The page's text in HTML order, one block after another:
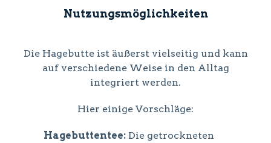
Nutzungsmöglichkeiten
Die Hagebutte ist äußerst vielseitig und kann
auf verschiedene Weise in den Alltag
integriert werden.
Hier einige Vorschläge:
Hagebuttentee: Die getrockneten